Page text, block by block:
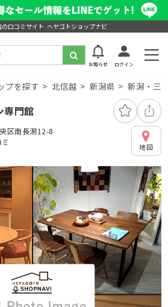
の口コミサイト ヘヤゴトショップナビ
お知らせ ログイン
プを探す 北信越 新潟県 新潟・三
専門館
区南長潟12-8
地図